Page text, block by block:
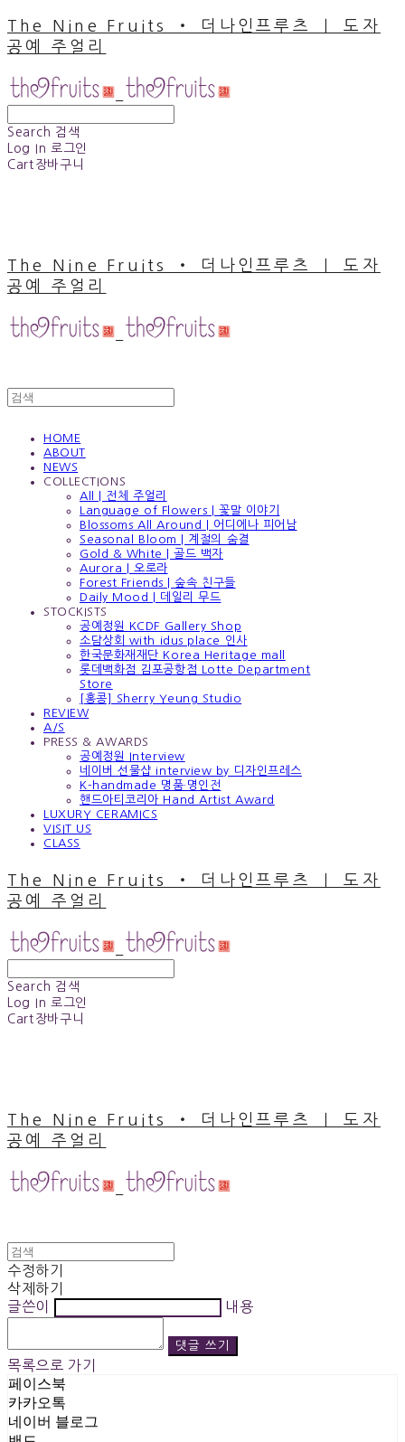
The Nine Fruits ‧ 더나인프루츠 ｜ 도자
공예 주얼리
Search 검색
Log In 로그인
Cart 장바구니
The Nine Fruits ‧ 더나인프루츠 ｜ 도자
공예 주얼리
HOME
ABOUT
NEWS
COLLECTIONS
All | 전체 주얼리
Language of Flowers | 꽃말 이야기
Blossoms All Around | 어디에나 피어남
Seasonal Bloom | 계절의 숨결
Gold & White | 골드 백자
Aurora | 오로라
Forest Friends | 숲속 친구들
Daily Mood | 데일리 무드
STOCKISTS
공예정원 KCDF Gallery Shop
소담상회 with idus place 인사
한국문화재재단 Korea Heritage mall
롯데백화점 김포공항점 Lotte Department
Store
[홍콩] Sherry Yeung Studio
REVIEW
A/S
PRESS & AWARDS
공예정원 Interview
네이버 선물샵 interview by 디자인프레스
K-handmade 명품·명인전
핸드아티코리아 Hand Artist Award
LUXURY CERAMICS
VISIT US
CLASS
The Nine Fruits ‧ 더나인프루츠 ｜ 도자
공예 주얼리
Search 검색
Log In 로그인
Cart 장바구니
The Nine Fruits ‧ 더나인프루츠 ｜ 도자
공예 주얼리
수정하기
삭제하기
글쓴이
내용
댓글 쓰기
목록으로 가기
페이스북
카카오톡
네이버 블로그